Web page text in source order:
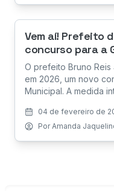
Vem aí! Prefeito
concurso para a
O prefeito Bruno Reis
em 2026, um novo
Municipal. A medida
04 de fevereiro de
PorAmanda